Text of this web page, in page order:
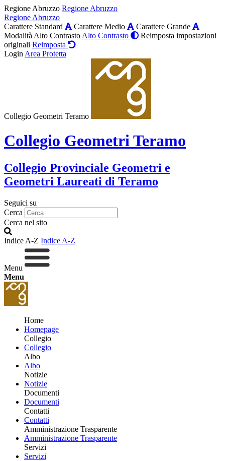
Regione Abruzzo Regione Abruzzo
Regione Abruzzo
Carattere Standard
Carattere Medio
Carattere Grande
Modalità Alto Contrasto Alto Contrasto
Reimposta impostazioni
originali Reimposta
Login Area Protetta
Collegio Geometri Teramo
Collegio Geometri Teramo
Collegio Provinciale Geometri e
Geometri Laureati di Teramo
Seguici su
Cerca
Cerca nel sito
Indice A-Z Indice A-Z
Menu
Menu
Home
Homepage
Collegio
Collegio
Albo
Albo
Notizie
Notizie
Documenti
Documenti
Contatti
Contatti
Amministrazione Trasparente
Amministrazione Trasparente
Servizi
Servizi